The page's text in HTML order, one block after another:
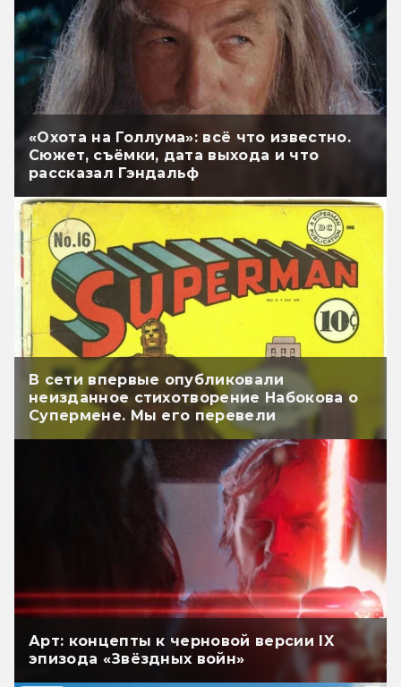
«Охота на Голлума»: всё что известно.
Сюжет, съёмки, дата выхода и что
рассказал Гэндальф
В сети впервые опубликовали
неизданное стихотворение Набокова о
Супермене. Мы его перевели
Арт: концепты к черновой версии IX
эпизода «Звёздных войн»